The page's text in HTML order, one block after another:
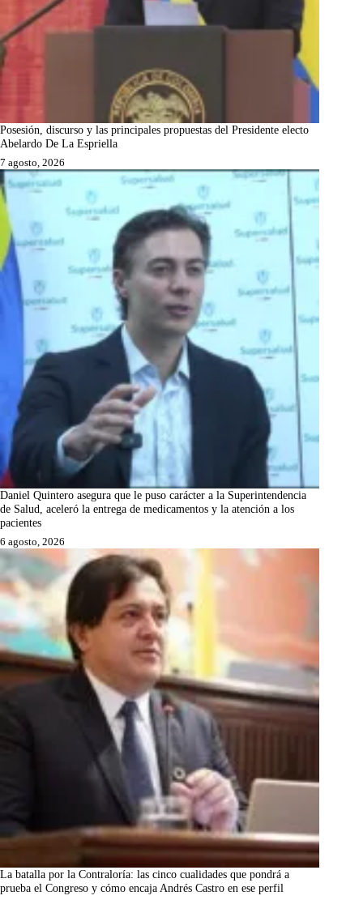
Posesión, discurso y las principales propuestas del Presidente electo
Abelardo De La Espriella
7 agosto, 2026
Daniel Quintero asegura que le puso carácter a la Superintendencia
de Salud, aceleró la entrega de medicamentos y la atención a los
pacientes
6 agosto, 2026
La batalla por la Contraloría: las cinco cualidades que pondrá a
prueba el Congreso y cómo encaja Andrés Castro en ese perfil